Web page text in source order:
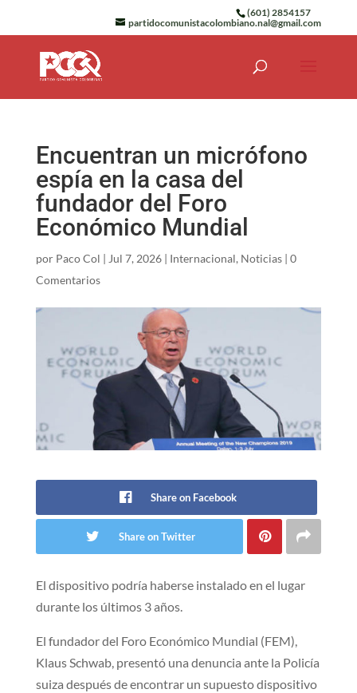
(601) 2854157
partidocomunistacolombiano.nal@gmail.com
Encuentran un micrófono
espía en la casa del
fundador del Foro
Económico Mundial
por Paco Col | Jul 7, 2026| Internacional, Noticias| 0
Comentarios
Share on Facebook
Share on Twitter
El dispositivo podría haberse instalado en el lugar
durante los últimos 3 años.
El fundador del Foro Económico Mundial (FEM),
Klaus Schwab, presentó una denuncia ante la Policía
suiza después de encontrar un supuesto dispositivo